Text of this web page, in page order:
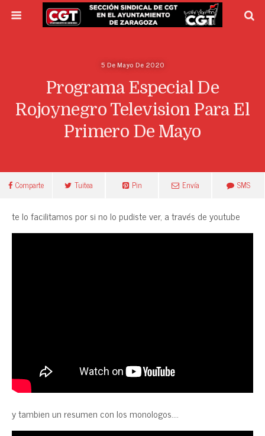
5 De Mayo De 2020
Programa Especial De
Rojoynegro Television Para El
Primero De Mayo
Comparte Tuitea Pin Envía SMS
te lo facilitamos por si no lo pudiste ver, a través de youtube
y tambien un resumen con los monologos….